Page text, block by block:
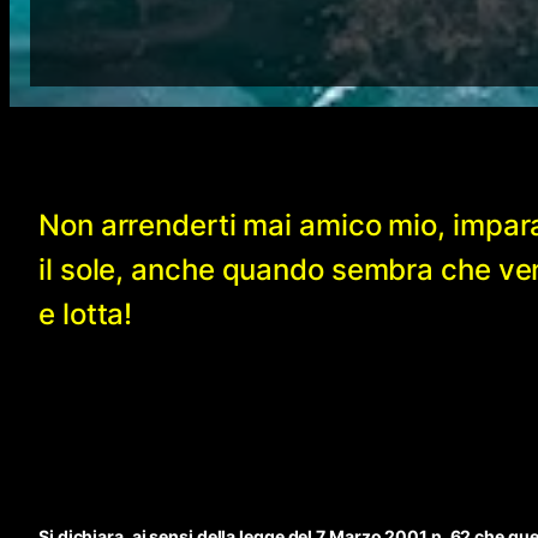
Non arrenderti mai amico mio,
il sole, anche quando sembra che
e lotta!